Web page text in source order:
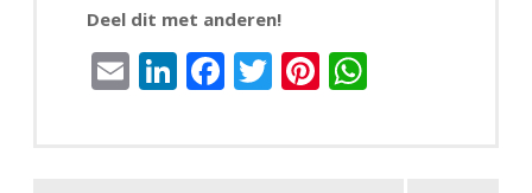
Deel dit met anderen!
EmailLinkedIn
Facebook
TwitterPinterest